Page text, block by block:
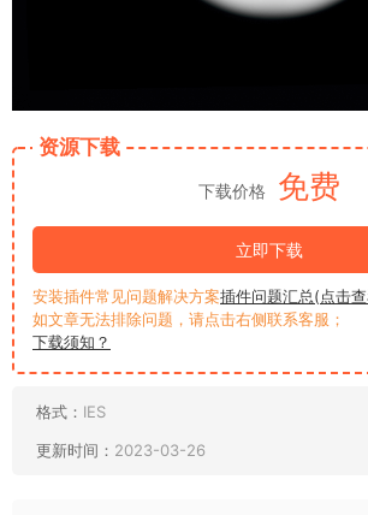
资源下载
下载价格 免费
立即下载
安装插件常见问题解决方案插件问题汇总(点击
如文章无法排除问题，请点击右侧联系客服；
下载须知？
格式： IES
更新时间： 2023-03-26